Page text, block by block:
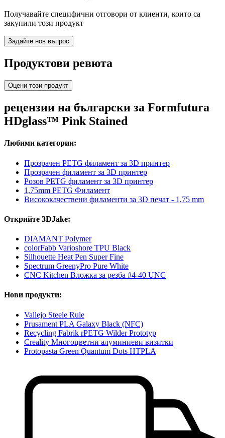
Получавайте специфични отговори от клиенти, които са
закупили този продукт
Задайте нов въпрос
Продуктови ревюта
Оцени този продукт
рецензии на български за Formfutura
HDglass™ Pink Stained
Любими категории:
Прозрачен PETG филамент за 3D принтер
Прозрачен филамент за 3D принтер
Розов PETG филамент за 3D принтер
1,75mm PETG Филамент
Висококачествени филаменти за 3D печат - 1,75 mm
Открийте 3DJake:
DIAMANT Polymer
colorFabb Varioshore TPU Black
Silhouette Heat Pen Super Fine
Spectrum GreenyPro Pure White
CNC Kitchen Вложка за резба #4-40 UNC
Нови продукти:
Vallejo Steele Rule
Prusament PLA Galaxy Black (NFC)
Recycling Fabrik rPETG Wilder Prototyp
Creality Многоцветни алуминиеви визитки
Protopasta Green Quantum Dots HTPLA